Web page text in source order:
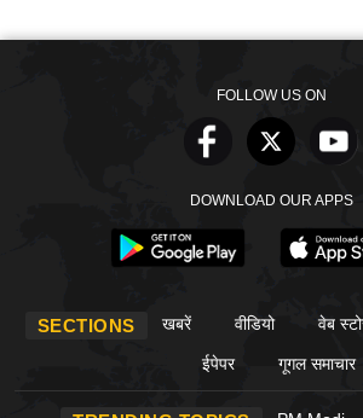
FOLLOW US ON
DOWNLOAD OUR APPS
SECTIONS खबरें वीडियो वेब
ईपेपर गूगल समाचार